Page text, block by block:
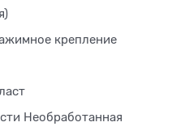
крепление
Необработанная